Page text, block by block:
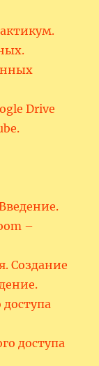
Drive
–
Создание
доступа